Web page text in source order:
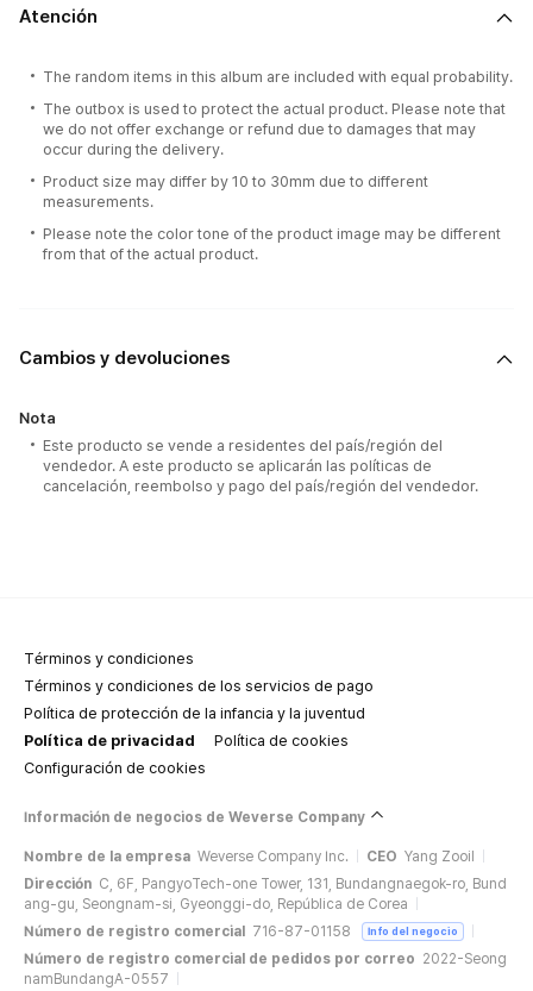
Atención
The random items in this album are included with equal probability.
The outbox is used to protect the actual product. Please note that
we do not offer exchange or refund due to damages that may
occur during the delivery.
Product size may differ by 10 to 30mm due to different
measurements.
Please note the color tone of the product image may be different
from that of the actual product.
Cambios y devoluciones
Nota
Este producto se vende a residentes del país/región del
vendedor. A este producto se aplicarán las políticas de
cancelación, reembolso y pago del país/región del vendedor.
Términos y condiciones
Términos y condiciones de los servicios de pago
Política de protección de la infancia y la juventud
Política de privacidad
Política de cookies
Configuración de cookies
Información de negocios de Weverse Company
Nombre de la empresa Weverse Company Inc. CEO Yang Zooil
Dirección C, 6F, PangyoTech-one Tower, 131, Bundangnaegok-ro, Bund
ang-gu, Seongnam-si, Gyeonggi-do, República de Corea
Número de registro comercial
716-87-01158 Info del negocio
Número de registro comercial de pedidos por correo 2022-Seong
namBundangA-0557